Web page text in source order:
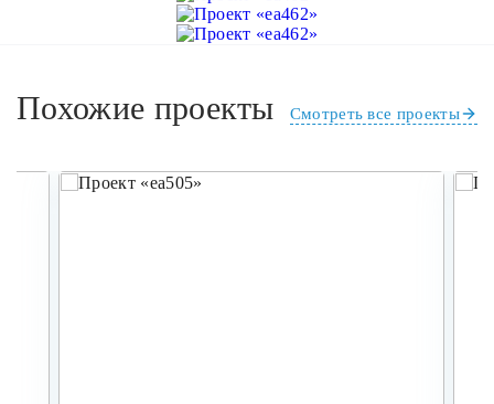
Похожие проекты Смотреть все проекты